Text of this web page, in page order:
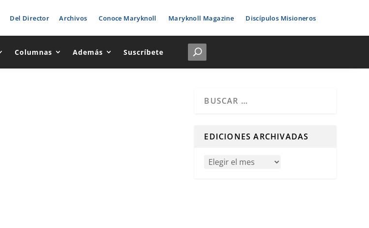
Del Director Archivos Conoce Maryknoll Maryknoll Magazine Discípulos Misioneros
Columnas Además Suscríbete
EDICIONES ARCHIVADAS